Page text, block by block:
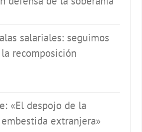
salariales: seguimos
recomposición
«El despojo de la
extranjera»